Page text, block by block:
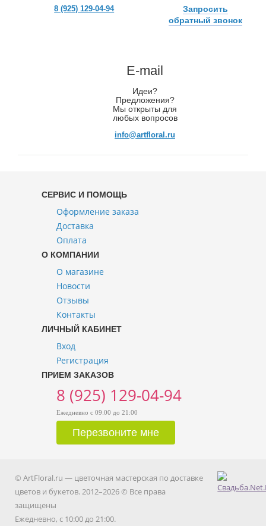
8 (925) 129-04-94
Запросить
обратный звонок
E-mail
Идеи?
Предложения?
Мы открыты для
любых вопросов
info@artfloral.ru
СЕРВИС И ПОМОЩЬ
Оформление заказа
Доставка
Оплата
О КОМПАНИИ
О магазине
Новости
Отзывы
Контакты
ЛИЧНЫЙ КАБИНЕТ
Вход
Регистрация
ПРИЕМ ЗАКАЗОВ
8 (925) 129-04-94
Ежедневно с 09:00 до 21:00
© ArtFloral.ru — цветочная мастерская по доставке
цветов и букетов. 2012–2026 © Все права
защищены
Ежедневно, с 10:00 до 21:00.